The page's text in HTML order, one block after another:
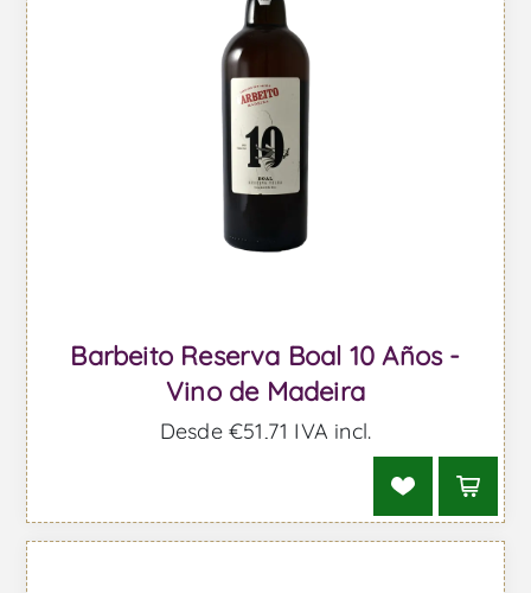
Barbeito Reserva Boal 10 Años -
Vino de Madeira
Desde €51,71 IVA incl.